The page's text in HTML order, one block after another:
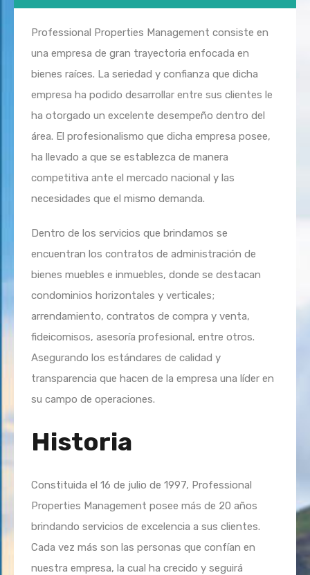
Professional Properties Management consiste en
una empresa de gran trayectoria enfocada en
bienes raíces. La seriedad y confianza que dicha
empresa ha podido desarrollar entre sus clientes le
ha otorgado un excelente desempeño dentro del
área. El profesionalismo que dicha empresa posee,
ha llevado a que se establezca de manera
competitiva ante el mercado nacional y las
necesidades que el mismo demanda.
Dentro de los servicios que brindamos se
encuentran los contratos de administración de
bienes muebles e inmuebles, donde se destacan
condominios horizontales y verticales;
arrendamiento, contratos de compra y venta,
fideicomisos, asesoría profesional, entre otros.
Asegurando los estándares de calidad y
transparencia que hacen de la empresa una líder en
su campo de operaciones.
Historia
Constituida el 16 de julio de 1997, Professional
Properties Management posee más de 20 años
brindando servicios de excelencia a sus clientes.
Cada vez más son las personas que confían en
nuestra empresa, la cual ha crecido y seguirá